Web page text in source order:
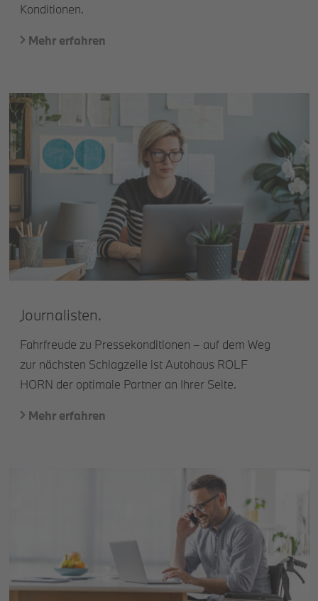
Konditionen.
Mehr erfahren
Journalisten.
Fahrfreude zu Pressekonditionen – auf dem Weg
zur nächsten Schlagzeile ist Autohaus ROLF
HORN der optimale Partner an Ihrer Seite.
Mehr erfahren